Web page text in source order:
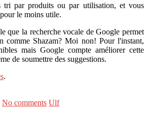
tri par produits ou par utilisation, et vous
le moins utile.
que la recherche vocale de Google permet
comme Shazam? Moi non! Pour l'instant,
mais Google compte améliorer cette
de soumettre des suggestions.
.
No comments Ulf